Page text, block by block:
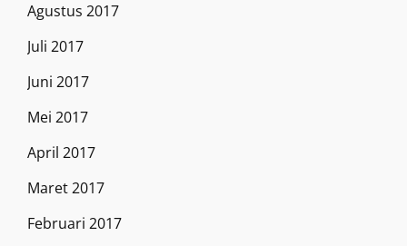
Agustus 2017
Juli 2017
Juni 2017
Mei 2017
April 2017
Maret 2017
Februari 2017